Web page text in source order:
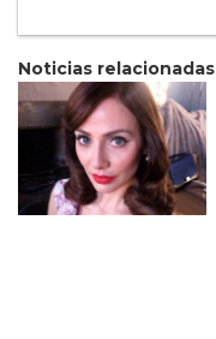
Noticias relacionadas